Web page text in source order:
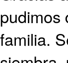
pudimos
familia.